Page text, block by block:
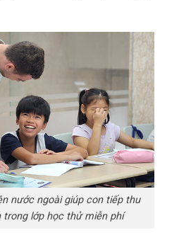
nước ngoài giúp con tiếp thu
lớp học thử miễn phí